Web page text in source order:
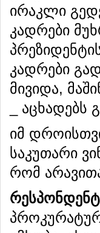
ირაკლი
კადრები
კადრები
მივიდა,
_ აცხადებს
იმ
საკუთარი
რომ